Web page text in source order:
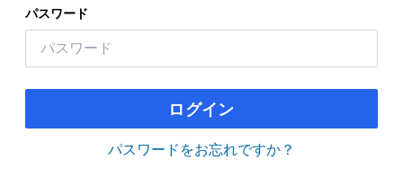
パスワード
ログイン
パスワードをお忘れですか？